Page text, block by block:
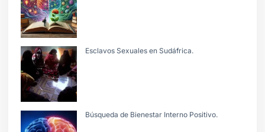
Esclavos Sexuales en Sudáfrica.
Búsqueda de Bienestar Interno Positivo.